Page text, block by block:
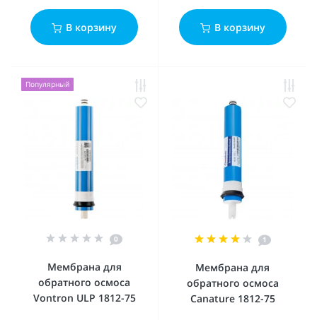
В корзину В корзину
Популярный
0
Мембрана для
обратного осмоса
Vontron ULP 1812-75
1
Мембрана для
обратного осмоса
Canature 1812-75